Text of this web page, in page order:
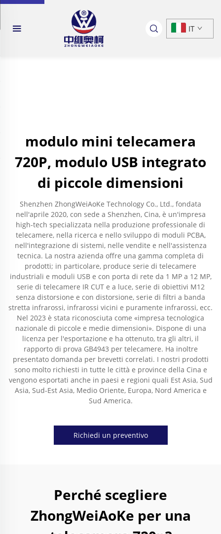
IT
modulo mini telecamera
720P, modulo USB integrato
di piccole dimensioni
Shenzhen ZhongWeiAoKe Technology Co., Ltd., fondata
nell'aprile 2020, con sede a Shenzhen, Cina, è un'impresa
high-tech specializzata nella produzione professionale di
telecamere, nella ricerca e nello sviluppo di moduli PCBA,
nell'integrazione di sistemi, nelle vendite e nell'assistenza
tecnica. La nostra azienda offre una gamma completa di
prodotti; in particolare, produce serie di telecamere
industriali e moduli USB e con porta di rete da 1 MP a 12 MP,
serie di telecamere IR CUT e a luce, serie di obiettivi M12
senza distorsione e con distorsione, serie di filtri a banda
stretta infrarossi, infrarossi vicini e puramente infrarossi, ecc.
Nel 2023 è stata riconosciuta come «impresa tecnologica
nazionale di piccole e medie dimensioni». Dispone di una
licenza per l'esportazione e ha ottenuto, tra gli altri, il
rapporto di prova GB4943 per telecamere. Ha inoltre
presentato domanda per brevetti correlati. I nostri prodotti
sono molto richiesti in tutte le città e province della Cina e
vengono esportati anche in paesi e regioni quali Est Asia, Sud
Asia, Sud-Est Asia, Medio Oriente, Europa, Nord America e
Sud America.
Richiedi un preventivo
Perché scegliere
ZhongWeiAoKe per una